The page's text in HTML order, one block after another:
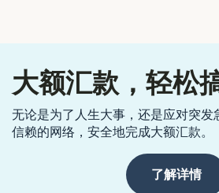
大额汇款，轻松
无论是为了人生大事，还是应对突发
信赖的网络，安全地完成大额汇款。
了解详情